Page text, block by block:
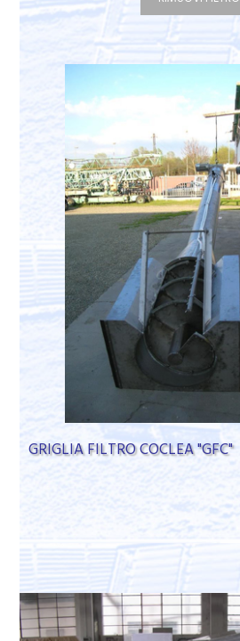
GRIGLIA FILTRO COCLEA "GFC"